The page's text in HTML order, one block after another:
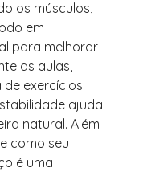
os músculos,
em
para melhorar
as aulas,
exercícios
ajuda
natural. Além
como seu
é uma